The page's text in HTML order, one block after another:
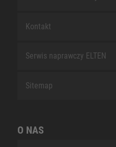
Kontakt
Serwis naprawczy ELTEN
Sitemap
O NAS